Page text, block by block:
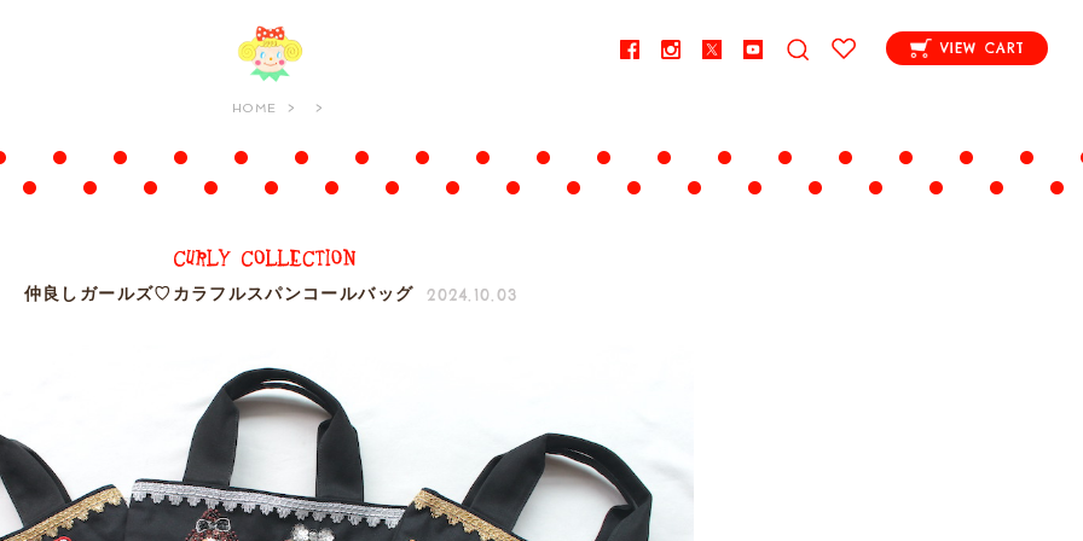
VIEW CART
HOME
仲良しガールズ♡カラフルスパンコールバッグ 2024.10.03